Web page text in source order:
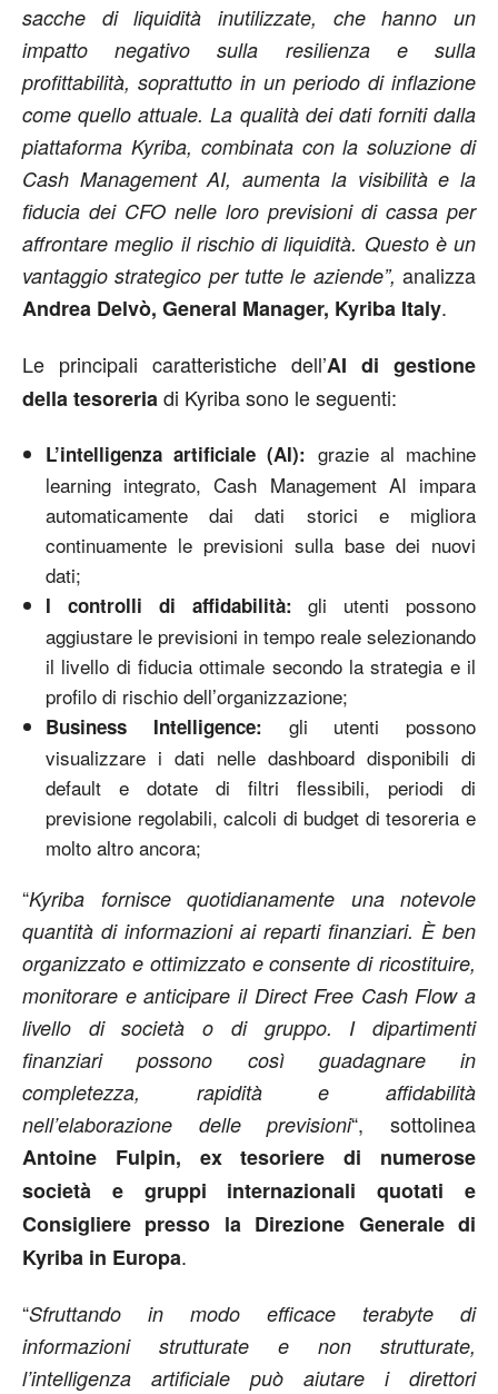
sacche di liquidità inutilizzate, che hanno un
impatto negativo sulla resilienza e sulla
profittabilità, soprattutto in un periodo di inflazione
come quello attuale. La qualità dei dati forniti dalla
piattaforma Kyriba, combinata con la soluzione di
Cash Management AI, aumenta la visibilità e la
fiducia dei CFO nelle loro previsioni di cassa per
affrontare meglio il rischio di liquidità. Questo è un
vantaggio strategico per tutte le aziende”, analizza
Andrea Delvò, General Manager, Kyriba Italy.
Le principali caratteristiche dell’AI di gestione
della tesoreriadi Kyriba sono le seguenti:
L’intelligenza artificiale(AI): grazie al machine
learning integrato, Cash Management AI impara
automaticamente dai dati storici e migliora
continuamente le previsioni sulla base dei nuovi
dati;
I controlli di affidabilità:gli utenti possono
aggiustare le previsioni in tempo reale selezionando
il livello di fiducia ottimale secondo la strategia e il
profilo di rischio dell’organizzazione;
Business Intelligence: gli utenti possono
visualizzare i dati nelle dashboard disponibili di
default e dotate di filtri flessibili, periodi di
previsione regolabili, calcoli di budget di tesoreria e
molto altro ancora;
“Kyriba fornisce quotidianamente una notevole
quantità di informazioni ai reparti finanziari. È ben
organizzato e ottimizzato e consente di ricostituire,
monitorare e anticipare il Direct Free Cash Flow a
livello di società o di gruppo. I dipartimenti
finanziari possono così guadagnare in
completezza, rapidità e affidabilità
nell’elaborazione delle previsioni“, sottolinea
Antoine Fulpin, ex tesoriere di numerose
società e gruppi internazionali quotati e
Consigliere presso la Direzione Generale di
Kyriba in Europa.
“Sfruttando in modo efficace terabyte di
informazioni strutturate e non strutturate,
l’intelligenza artificiale può aiutare i direttori